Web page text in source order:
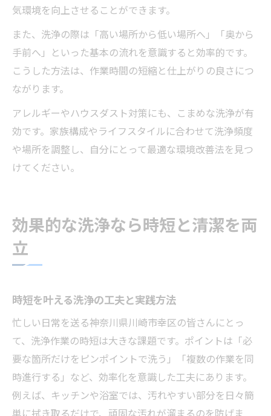
気環境を向上させることができます。
また、洗浄の際は「高い場所から低い場所へ」「奥から
手前へ」といった基本の流れを意識すると効率的です。
こうした方法は、作業時間の短縮と仕上がりの良さにつ
ながります。
アレルギーやハウスダスト対策にも、こまめな洗浄が有
効です。家族構成やライフスタイルに合わせて洗浄頻度
や場所を調整し、自分にとって最適な環境改善法を見つ
けてください。
効果的な洗浄なら時短と清潔を両
立
時短を叶える洗浄の工夫と実践方法
忙しい日常を送る神奈川県川崎市幸区の皆さんにとっ
て、洗浄作業の時短は大きな課題です。ポイントは「必
要な箇所だけをピンポイントで洗う」「複数の作業を同
時進行する」など、効率化を意識した工夫にあります。
例えば、キッチンや浴室では、汚れやすい部分を日々簡
単に拭き取るだけで、頑固な汚れが溜まるのを防げま